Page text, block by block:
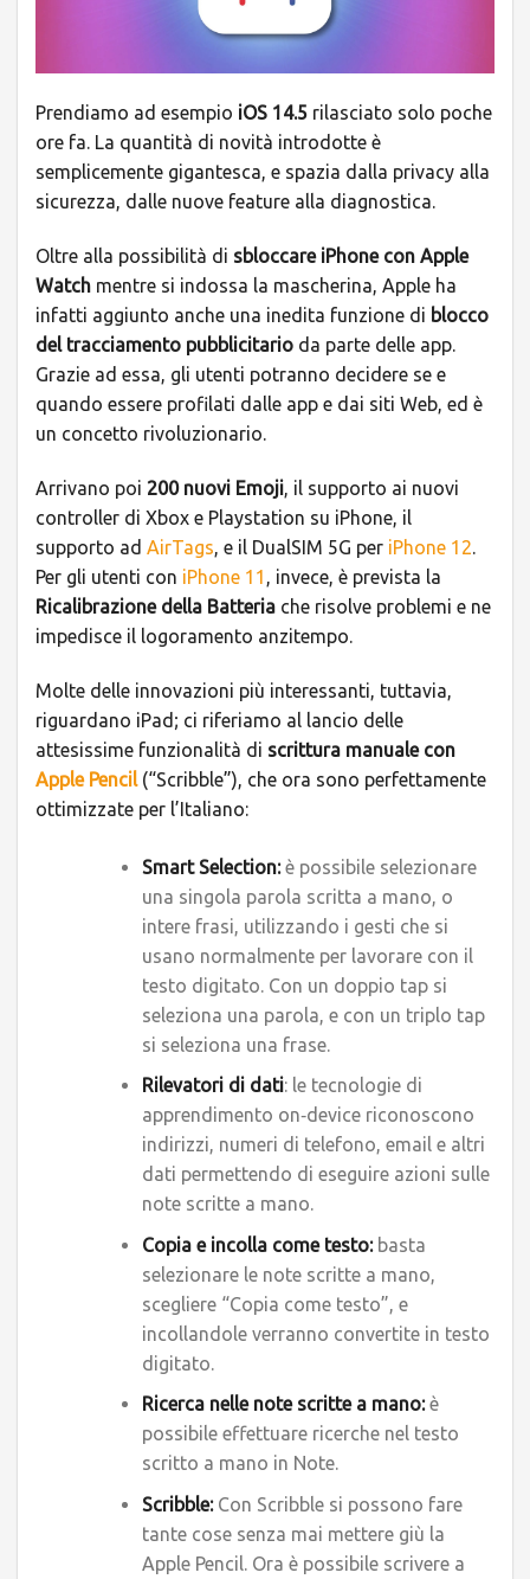
Prendiamo ad esempio iOS 14.5 rilasciato solo poche
ore fa. La quantità di novità introdotte è
semplicemente gigantesca, e spazia dalla privacy alla
sicurezza, dalle nuove feature alla diagnostica.
Oltre alla possibilità di sbloccare iPhone con Apple
Watch mentre si indossa la mascherina, Apple ha
infatti aggiunto anche una inedita funzione di blocco
del tracciamento pubblicitario da parte delle app.
Grazie ad essa, gli utenti potranno decidere se e
quando essere profilati dalle app e dai siti Web, ed è
un concetto rivoluzionario.
Arrivano poi 200 nuovi Emoji, il supporto ai nuovi
controller di Xbox e Playstation su iPhone, il
supporto ad AirTags, e il DualSIM 5G per iPhone 12.
Per gli utenti con iPhone 11 , invece, è prevista la
Ricalibrazione della Batteria che risolve problemi e ne
impedisce il logoramento anzitempo.
Molte delle innovazioni più interessanti, tuttavia,
riguardano iPad; ci riferiamo al lancio delle
attesissime funzionalità di scrittura manuale con
Apple Pencil(“Scribble”), che ora sono perfettamente
ottimizzate per l’Italiano:
Smart Selection:è possibile selezionare
una singola parola scritta a mano, o
intere frasi, utilizzando i gesti che si
usano normalmente per lavorare con il
testo digitato. Con un doppio tap si
seleziona una parola, e con un triplo tap
si seleziona una frase.
Rilevatori di dati: le tecnologie di
apprendimento on‑device riconoscono
indirizzi, numeri di telefono, email e altri
dati permettendo di eseguire azioni sulle
note scritte a mano.
Copia e incolla come testo:basta
selezionare le note scritte a mano,
scegliere “Copia come testo”, e
incollandole verranno convertite in testo
digitato.
Ricerca nelle note scritte a mano:è
possibile effettuare ricerche nel testo
scritto a mano in Note.
Scribble:Con Scribble si possono fare
tante cose senza mai mettere giù la
Apple Pencil. Ora è possibile scrivere a